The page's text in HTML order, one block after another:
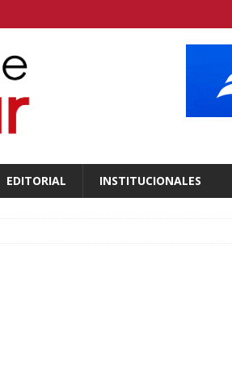
EDITORIAL INSTITUCIONALES